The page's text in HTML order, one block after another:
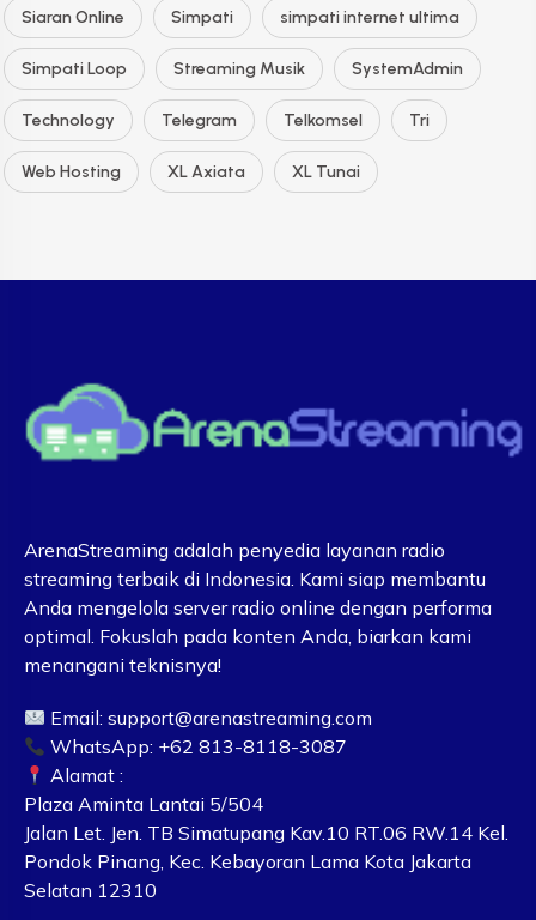
Siaran Online Simpati simpati internet ultima
Simpati Loop Streaming Musik SystemAdmin
Technology Telegram Telkomsel Tri
Web Hosting XL Axiata XL Tunai
ArenaStreaming adalah penyedia layanan radio
streaming terbaik di Indonesia. Kami siap membantu
Anda mengelola server radio online dengan performa
optimal. Fokuslah pada konten Anda, biarkan kami
menangani teknisnya!
Email:support@arenastreaming.com
WhatsApp: +62 813-8118-3087
Alamat :
Plaza Aminta Lantai 5/504
Jalan Let. Jen. TB Simatupang Kav.10 RT.06 RW.14 Kel.
Pondok Pinang, Kec. Kebayoran Lama Kota Jakarta
Selatan 12310